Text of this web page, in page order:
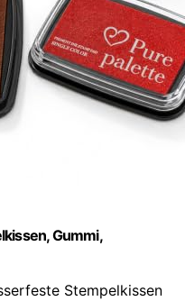
Gummi,
Stempelkissen